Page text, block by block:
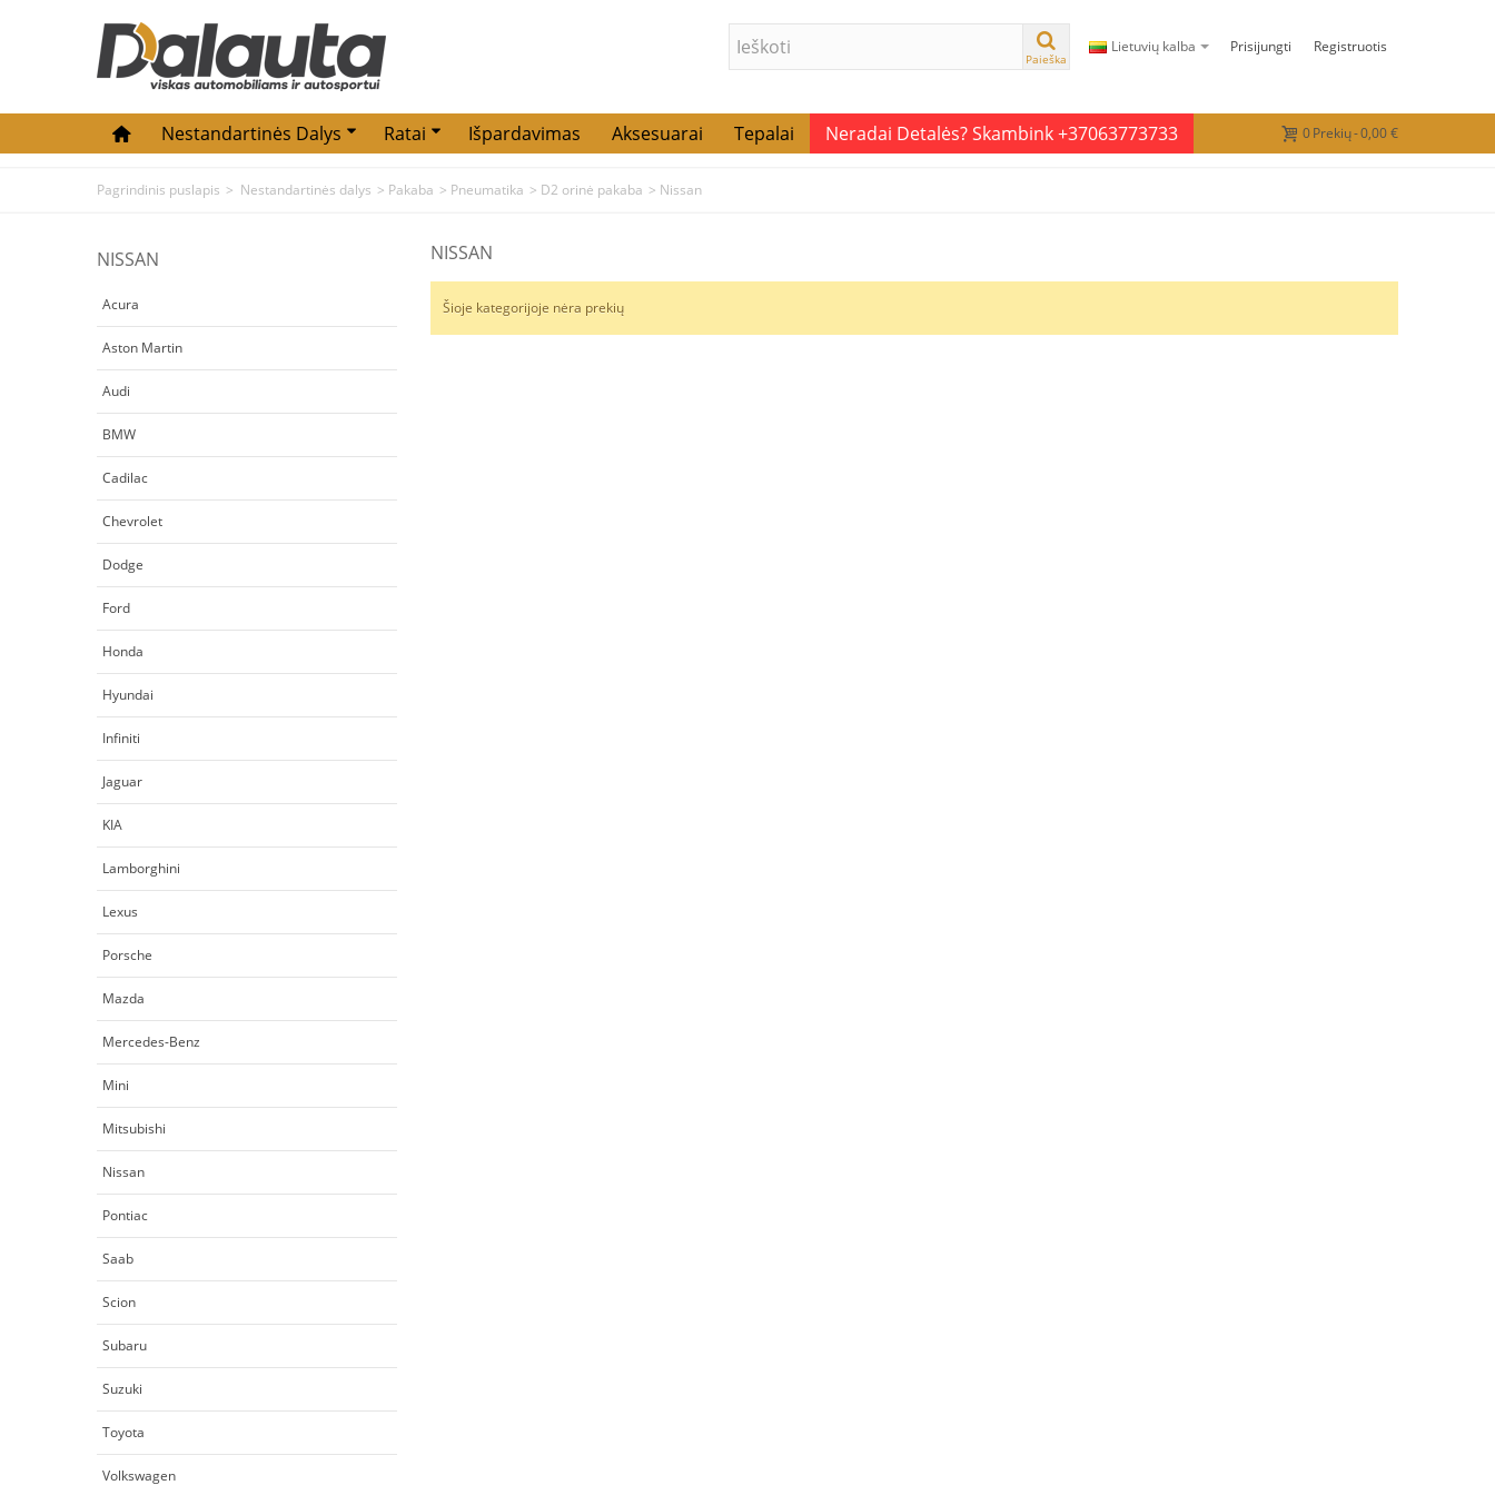
Paieška
Lietuvių kalba Prisijungti Registruotis
0Prekių-0,00 €
Nestandartinės Dalys Ratai Išpardavimas Aksesuarai Tepalai Neradai Detalės? Skambink +37063773733
Pagrindinis puslapis > Nestandartinės dalys > Pakaba > Pneumatika > D2 orinė pakaba > Nissan
NISSAN
Acura
Aston Martin
Audi
BMW
Cadilac
Chevrolet
Dodge
Ford
Honda
Hyundai
Infiniti
Jaguar
KIA
Lamborghini
Lexus
Porsche
Mazda
Mercedes-Benz
Mini
Mitsubishi
Nissan
Pontiac
Saab
Scion
Subaru
Suzuki
Toyota
Volkswagen
NISSAN
Šioje kategorijoje nėra prekių